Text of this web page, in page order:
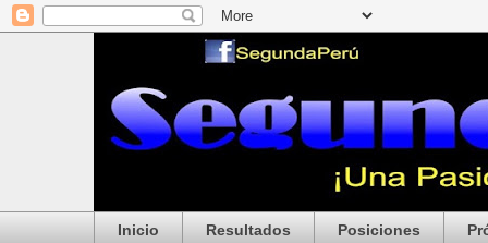
Inicio Resultados Posiciones